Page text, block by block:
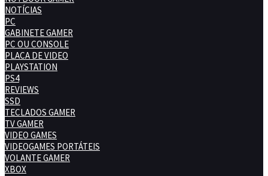
NOTÍCIAS
PC
GABINETE GAMER
PC OU CONSOLE
PLACA DE VIDEO
PLAYSTATION
PS4
REVIEWS
SSD
TECLADOS GAMER
TV GAMER
VIDEO GAMES
VIDEOGAMES PORTÁTEIS
VOLANTE GAMER
XBOX